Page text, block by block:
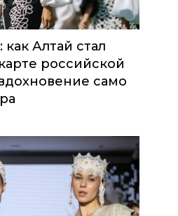
Алтай стал
российской
само